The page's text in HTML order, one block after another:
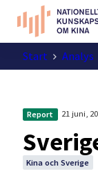
Start Analys
Report 21 juni,
Kina och Sverige